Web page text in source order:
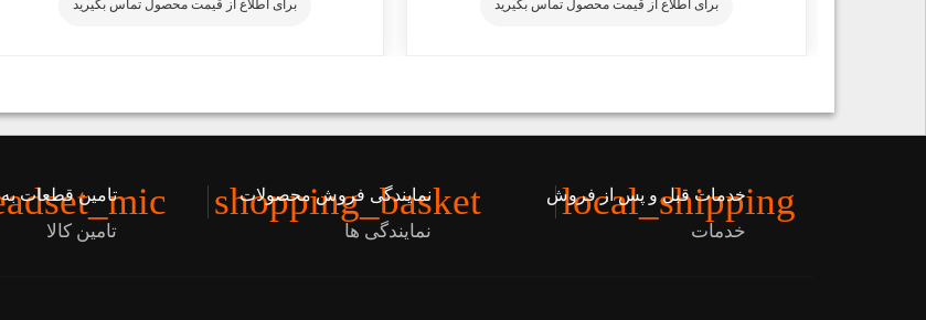
برای اطلاع از قیمت محصول تماس بگیرید برای اطلاع از قیمت محصول تماس بگیرید
local_shipping
خدمات قبل و پس از فروش
خدمات
shopping_basket
نمایندگی فروش محصولات
نمایندگی ها
تامین قطعات
تامین کالا